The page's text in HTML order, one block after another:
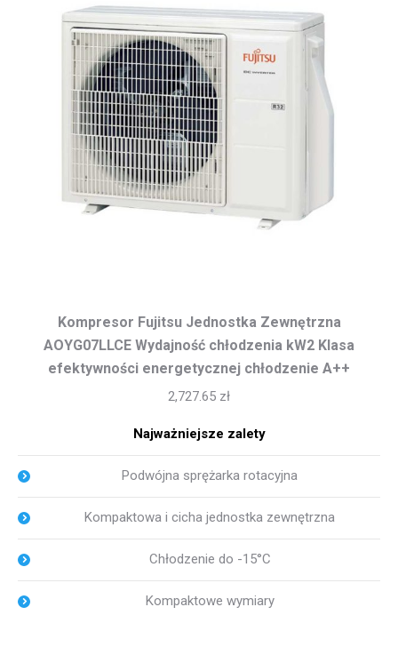
Kompresor Fujitsu Jednostka Zewnętrzna
AOYG07LLCE Wydajność chłodzenia kW2 Klasa
efektywności energetycznej chłodzenie A++
2,727.65 zł
Najważniejsze zalety
Podwójna sprężarka rotacyjna
Kompaktowa i cicha jednostka zewnętrzna
Chłodzenie do -15°C
Kompaktowe wymiary